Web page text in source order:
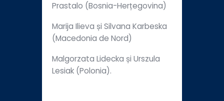
Prastalo (Bosnia-Herțegovina)
Marija Ilieva și Silvana Karbeska
(Macedonia de Nord)
Malgorzata Lidecka și Urszula
Lesiak (Polonia).